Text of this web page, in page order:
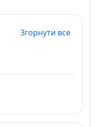
Згорнути все